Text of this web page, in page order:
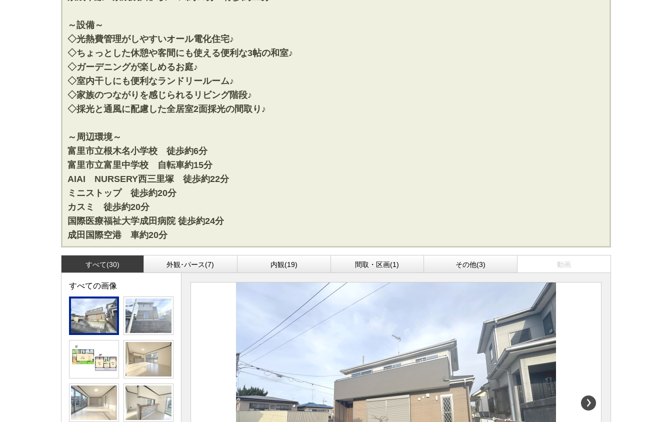
～設備～
◇光熱費管理がしやすいオール電化住宅♪
◇ちょっとした休憩や客間にも使える便利な3帖の和室♪
◇ガーデニングが楽しめるお庭♪
◇室内干しにも便利なランドリールーム♪
◇家族のつながりを感じられるリビング階段♪
◇採光と通風に配慮した全居室2面採光の間取り♪
～周辺環境～
富里市立根木名小学校 徒歩約6分
富里市立富里中学校 自転車約15分
AIAI NURSERY西三里塚 徒歩約22分
ミニストップ 徒歩約20分
カスミ 徒歩約20分
国際医療福祉大学成田病院 徒歩約24分
成田国際空港 車約20分
すべて(30) 外観･パース(7) 内観(19) 間取・区画(1) その他(3) 動画
すべての画像
物件検索
新築一戸建
エリアから探す
路線から探す
中古一戸建
エリアから探す
路線から探す
エリアから物件検索
松戸･柏方面エリア
松戸･柏方面エリアの新築一戸建
松戸･柏方面エリアの中古一戸建
松戸･柏方面エリアのマンション
松戸･柏方面エリアの土地
成田･銚子方面エリア
成田･銚子方面エリアの新築一戸建
千葉市エリア
千葉市エリアの中古一戸建
千葉市エリアのマンション
千葉市エリアの土地
外房エリアの中古一戸建
外房エリアのマンション
内房エリアの中古一戸建
内房エリアのマンション
内房エリアの土地
東京全域エリアの中古一戸建
東京全域エリアのマンション
東京全域エリアの土地
神奈川全域エリア
神奈川全域エリアの新築一戸建
神奈川全域エリアの中古一戸建
神奈川全域エリアのマンション
神奈川全域エリアの土地
沖縄全域エリアの中古一戸建
沖縄全域エリアのマンション
沖縄全域エリアの土地